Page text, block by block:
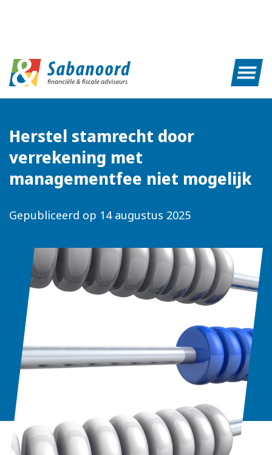
Herstel stamrecht door
verrekening met
managementfee niet mogelijk
Gepubliceerd op 14 augustus 2025